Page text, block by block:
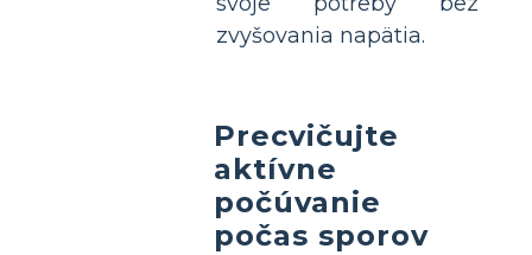
zvyšovania napätia.
Precvičujte
aktívne
počúvanie
počas sporov